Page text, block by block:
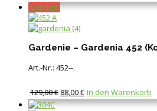
Angebot!
Gardenie – Gardenia 452
Art.-Nr.: 452--.
129,00€ 88,00€ In den Warenkorb